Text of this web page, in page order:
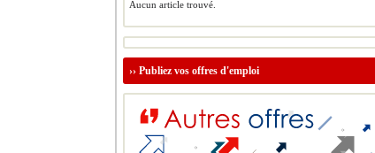
Aucun article trouvé.
›› Publiez vos offres d'emploi